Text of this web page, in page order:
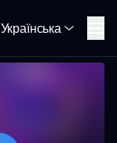
Українська